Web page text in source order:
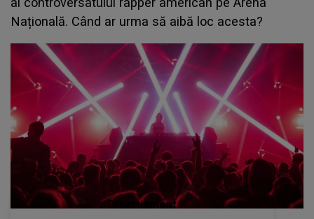
Națională. Când ar urma să aibă loc acesta?
Divertisment